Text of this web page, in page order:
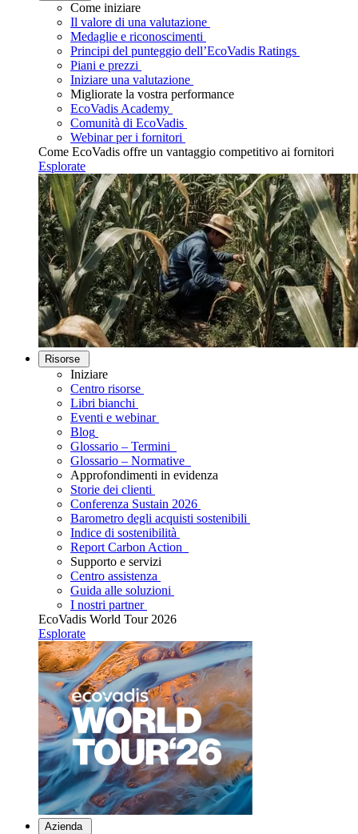
Come iniziare
Il valore di una valutazione
Medaglie e riconoscimenti
Principi del punteggio dell’EcoVadis Ratings
Piani e prezzi
Iniziare una valutazione
Migliorate la vostra performance
EcoVadis Academy
Comunità di EcoVadis
Webinar per i fornitori
Come EcoVadis offre un vantaggio competitivo ai fornitori
Esplorate
Risorse
Iniziare
Centro risorse
Libri bianchi
Eventi e webinar
Blog
Glossario – Termini
Glossario – Normative
Approfondimenti in evidenza
Storie dei clienti
Conferenza Sustain 2026
Barometro degli acquisti sostenibili
Indice di sostenibilità
Report Carbon Action
Supporto e servizi
Centro assistenza
Guida alle soluzioni
I nostri partner
EcoVadis World Tour 2026
Esplorate
Azienda